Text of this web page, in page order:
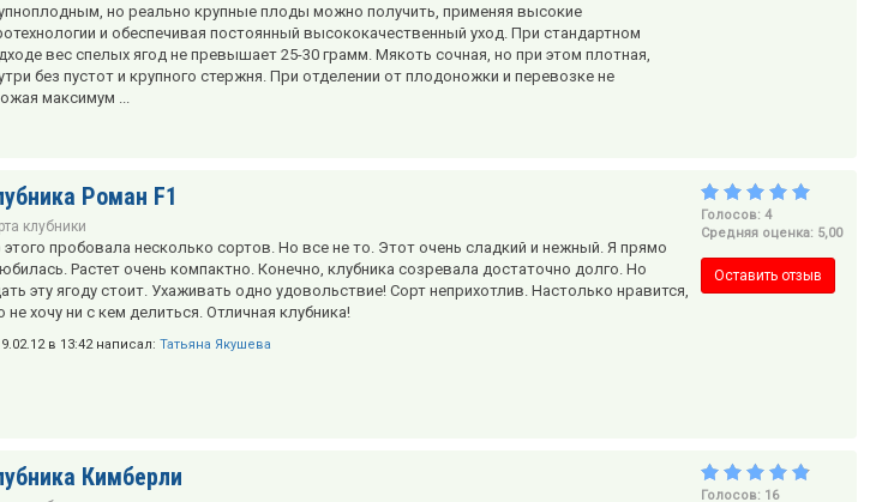
но реально крупные плоды можно получить, применяя высокие
и обеспечивая постоянный высококачественный уход. При стандартном
вес спелых ягод не превышает 25-30 грамм. Мякоть сочная, но при этом плотная,
без пустот и крупного стержня. При отделении от плодоножки и перевозке не
максимум ...
Роман F1
клубники
пробовала несколько сортов. Но все не то. Этот очень сладкий и нежный. Я прямо
Растет очень компактно. Конечно, клубника созревала достаточно долго. Но
эту ягоду стоит. Ухаживать одно удовольствие! Сорт неприхотлив. Настолько нравится,
не хочу ни с кем делиться. Отличная клубника!
в 13:42 написал: Татьяна Якушева
Голосов: 4
Средняя оценка: 5,00
Оставить отзыв
Кимберли
Голосов: 16